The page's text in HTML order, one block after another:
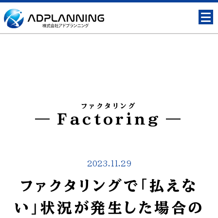
ファクタリング
Factoring
2023.11.29
ファクタリングで「払えな
い」状況が発生した場合の